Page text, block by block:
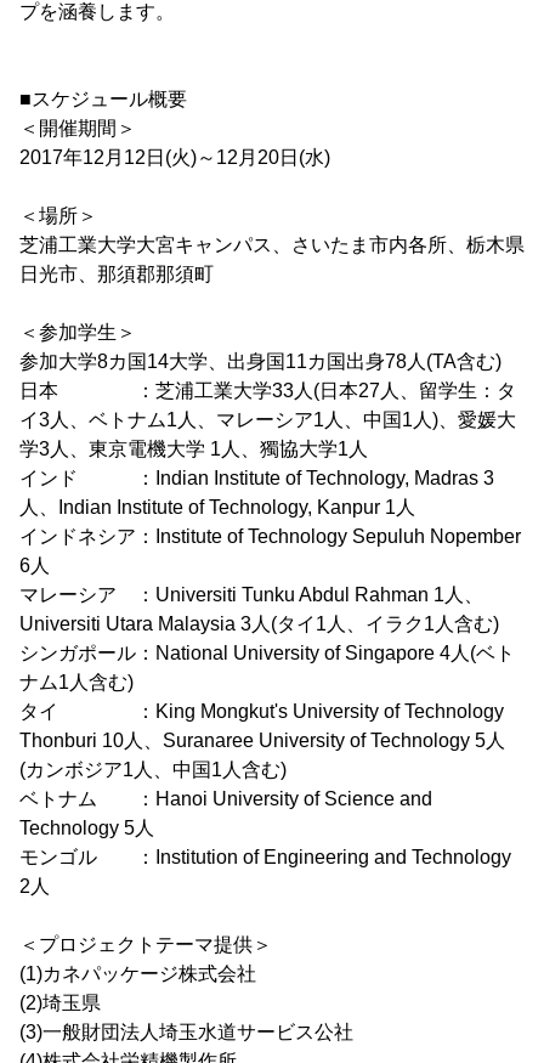
プを涵養します。
■スケジュール概要
＜開催期間＞
2017年12月12日(火)～12月20日(水)
＜場所＞
芝浦工業大学大宮キャンパス、さいたま市内各所、栃木県
日光市、那須郡那須町
＜参加学生＞
参加大学8カ国14大学、出身国11カ国出身78人(TA含む)
日本 ：芝浦工業大学33人(日本27人、留学生：タ
イ3人、ベトナム1人、マレーシア1人、中国1人)、愛媛大
学3人、東京電機大学 1人、獨協大学1人
インド ：Indian Institute of Technology, Madras 3
人、Indian Institute of Technology, Kanpur 1人
インドネシア：Institute of Technology Sepuluh Nopember
6人
マレーシア ：Universiti Tunku Abdul Rahman 1人、
Universiti Utara Malaysia 3人(タイ1人、イラク1人含む)
シンガポール：National University of Singapore 4人(ベト
ナム1人含む)
タイ ：King Mongkut's University of Technology
Thonburi 10人、Suranaree University of Technology 5人
(カンボジア1人、中国1人含む)
ベトナム ：Hanoi University of Science and
Technology 5人
モンゴル ：Institution of Engineering and Technology
2人
＜プロジェクトテーマ提供＞
(1)カネパッケージ株式会社
(2)埼玉県
(3)一般財団法人埼玉水道サービス公社